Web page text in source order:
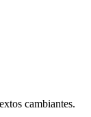
cambiantes.